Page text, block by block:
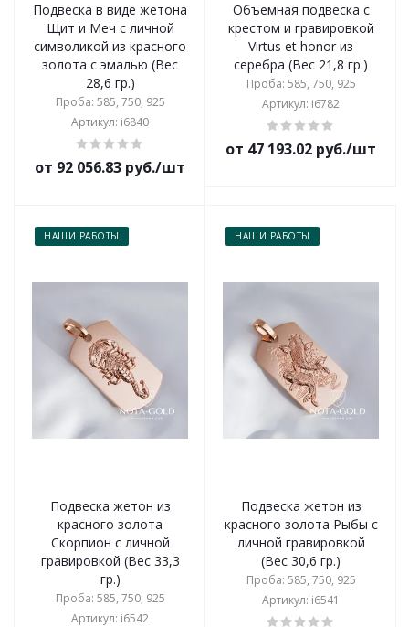
Подвеска в виде жетона
Щит и Меч с личной
символикой из красного
золота с эмалью (Вес
28,6 гр.)
Проба: 585, 750, 925
Артикул: i6840
от 92 056.83 руб./шт
Объемная подвеска с
крестом и гравировкой
Virtus et honor из
серебра (Вес 21,8 гр.)
Проба: 585, 750, 925
Артикул: i6782
от 47 193.02 руб./шт
НАШИ РАБОТЫ
Подвеска жетон из
красного золота
Скорпион с личной
гравировкой (Вес 33,3
гр.)
Проба: 585, 750, 925
Артикул: i6542
НАШИ РАБОТЫ
Подвеска жетон из
красного золота Рыбы с
личной гравировкой
(Вес 30,6 гр.)
Проба: 585, 750, 925
Артикул: i6541